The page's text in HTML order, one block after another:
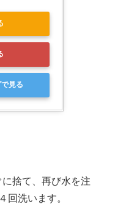
見る
捨て、再び水を注
回洗います。